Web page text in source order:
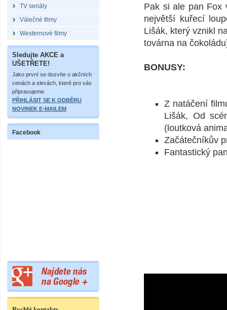
TV seriály
Válečné filmy
Westernové filmy
Sledujte AKCE a
UŠETŘETE!
Jako první se dozvíte o akčních
cenách a slevách, které pro vás
připravujeme.
PŘIHLÁSIT SE K ODBĚRU
NOVINEK E-MAILEM
Facebook
Pak si ale pan Fox
největší kuřecí
Lišák, který vznikl
továrna na
BONUSY:
Z natáčení
Lišák, Od
(loutková
Začátečníkův
Fantastický